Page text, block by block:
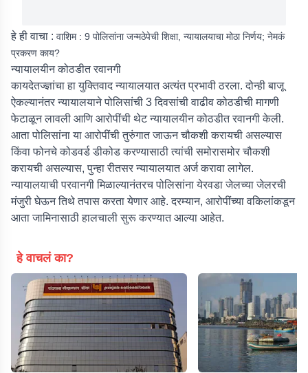
हे ही वाचा : वाशिम : 9 पोलिसांना जन्मठेपेची शिक्षा, न्यायालयाचा मोठा निर्णय; नेमकं
प्रकरण काय?
न्यायालयीन कोठडीत रवानगी
कायदेतज्ज्ञांचा हा युक्तिवाद न्यायालयात अत्यंत प्रभावी ठरला. दोन्ही बाजू
ऐकल्यानंतर न्यायालयाने पोलिसांची 3 दिवसांची वाढीव कोठडीची मागणी
फेटाळून लावली आणि आरोपींची थेट न्यायालयीन कोठडीत रवानगी केली.
आता पोलिसांना या आरोपींची तुरुंगात जाऊन चौकशी करायची असल्यास
किंवा फोनचे कोडवर्ड डीकोड करण्यासाठी त्यांची समोरासमोर चौकशी
करायची असल्यास, पुन्हा रीतसर न्यायालयात अर्ज करावा लागेल.
न्यायालयाची परवानगी मिळाल्यानंतरच पोलिसांना येरवडा जेलच्या जेलरची
मंजुरी घेऊन तिथे तपास करता येणार आहे. दरम्यान, आरोपींच्या वकिलांकडून
आता जामिनासाठी हालचाली सुरू करण्यात आल्या आहेत.
हे वाचलं का?